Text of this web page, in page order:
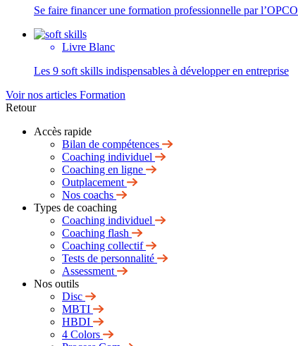
Se faire financer une formation professionnelle par l’OPCO
Livre Blanc
Les 9 soft skills indispensables à développer en entreprise
Voir nos articles Formation
Retour
Accès rapide
Bilan de compétences
Coaching individuel
Coaching en ligne
Outplacement
Nos coachs
Types de coaching
Coaching individuel
Coaching flash
Coaching collectif
Tests de personnalité
Assessment
Nos outils
Disc
MBTI
HBDI
4 Colors